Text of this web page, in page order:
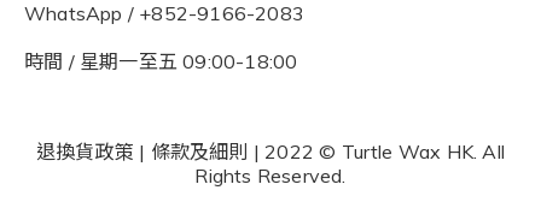
WhatsApp / +852-9166-2083
時間 / 星期一至五 09:00-18:00
退換貨政策 | 條款及細則 | 2022 © Turtle Wax HK. All
Rights Reserved.